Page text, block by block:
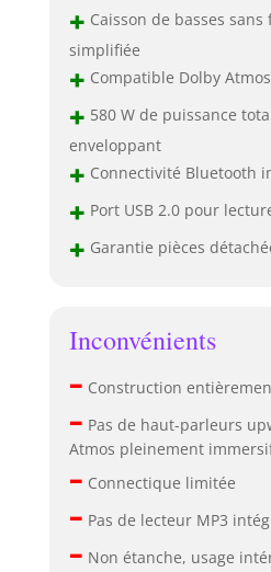
+ Caisson de basses
simplifiée
+ Compatible Dolby
+ 580 W de puissance
enveloppant
+ Connectivité Bluetooth
+ Port USB 2.0 pour
+ Garantie pièces
Inconvénients
– Construction
– Pas de haut-parleurs
Atmos pleinement
– Connectique limitée
– Pas de lecteur MP3
– Non étanche, usage